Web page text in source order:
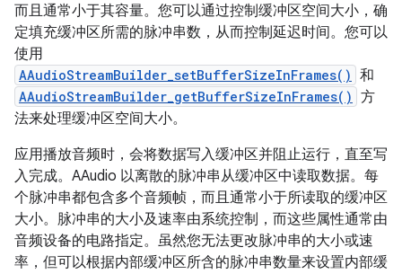
而且通常小于其容量。您可以通过控制缓冲区空间大小，确
定填充缓冲区所需的脉冲串数，从而控制延迟时间。您可以
使用
AAudioStreamBuilder_setBufferSizeInFrames() 和
AAudioStreamBuilder_getBufferSizeInFrames() 方
法来处理缓冲区空间大小。
应用播放音频时，会将数据写入缓冲区并阻止运行，直至写
入完成。AAudio 以离散的脉冲串从缓冲区中读取数据。每
个脉冲串都包含多个音频帧，而且通常小于所读取的缓冲区
大小。脉冲串的大小及速率由系统控制，而这些属性通常由
音频设备的电路指定。虽然您无法更改脉冲串的大小或速
率，但可以根据内部缓冲区所含的脉冲串数量来设置内部缓